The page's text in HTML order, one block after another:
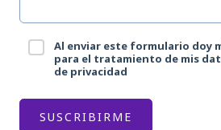
Al enviar este formulario doy
para el tratamiento de mis
de privacidad